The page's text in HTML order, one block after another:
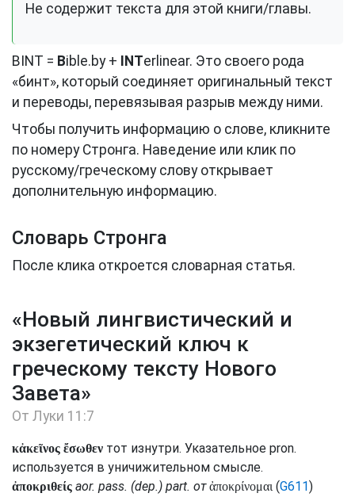
Не содержит текста для этой книги/главы.
BINT = Bible.by + INTerlinear. Это своего рода
«бинт», который соединяет оригинальный текст
и переводы, перевязывая разрыв между ними.
Чтобы получить информацию о слове, кликните
по номеру Стронга. Наведение или клик по
русскому/греческому слову открывает
дополнительную информацию.
Словарь Стронга
После клика откроется словарная статья.
«Новый лингвистический и
экзегетический ключ к
греческому тексту Нового
Завета»
От Луки 11:7
κἀκεῖνος ἔσωθεν тот изнутри. Указательное pron.
используется в уничижительном смысле.
ἀποκριθείς aor. pass. (dep.) part. от ἀποκρίνομαι(G611)